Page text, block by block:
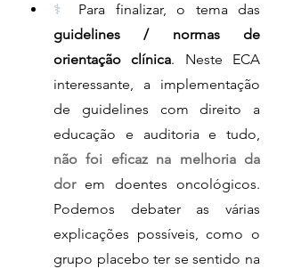
⚕️
guidelines / normas de
orientação clínica. Neste ECA
interessante, a implementação
de guidelines com direito a
não foi eficaz na melhoria da
dor em doentes oncológicos.
Podemos debater as várias
explicações possíveis, como o
grupo placebo ter se sentido na